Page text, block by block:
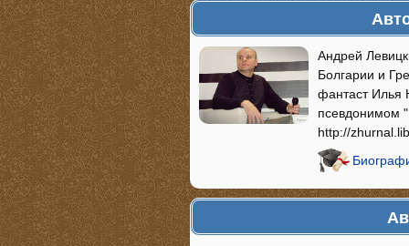
Андрей
Болгарии и
фантаст Илья
псевдонимом
http://